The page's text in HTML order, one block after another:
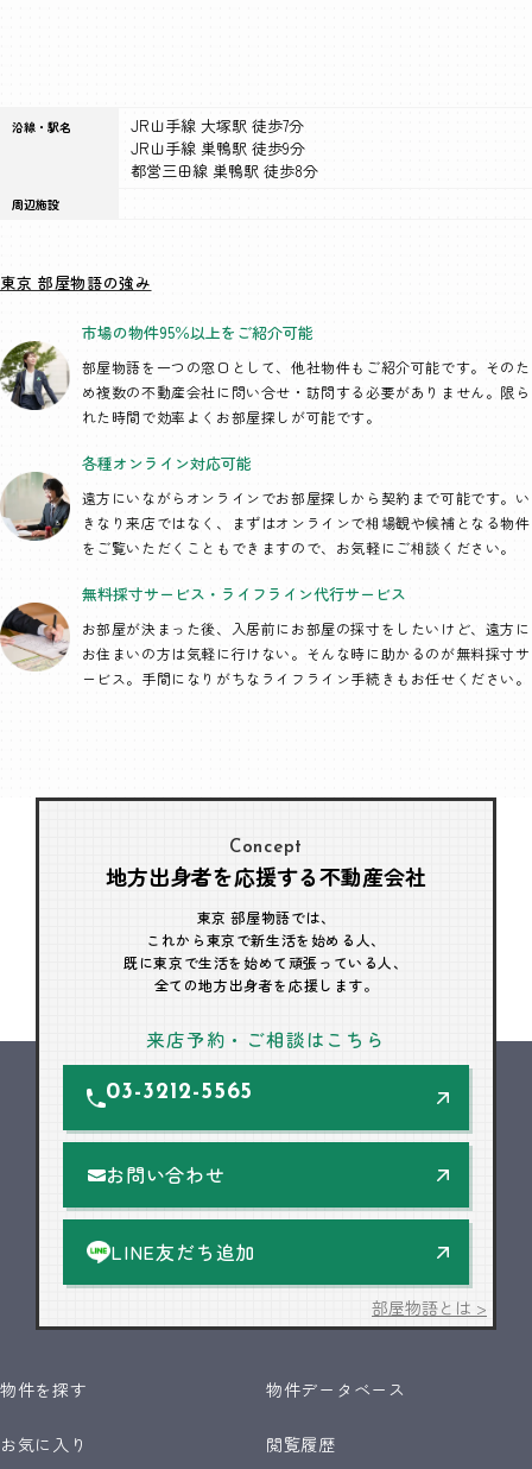
沿線・駅名
JR山手線 大塚駅 徒歩7分
JR山手線 巣鴨駅 徒歩9分
都営三田線 巣鴨駅 徒歩8分
周辺施設
東京 部屋物語の強み
市場の物件95％以上を ご紹介可能
部屋物語を一つの窓口として、他社物件もご紹介可能です。そのた
め複数の不動産会社に問い合せ・訪問する必要がありません。限ら
れた時間で効率よくお部屋探しが可能です。
各種オンライン対応可能
遠方にいながらオンラインでお部屋探しから契約まで可能です。い
きなり来店ではなく、まずはオンラインで相場観や候補となる物件
をご覧いただくこともできますので、お気軽にご相談ください。
無料採寸サービス・ ライフライン代行サービス
お部屋が決まった後、入居前にお部屋の採寸をしたいけど、遠方に
お住まいの方は気軽に行けない。そんな時に助かるのが無料採寸サ
ービス。手間になりがちなライフライン手続きもお任せください。
Concept
地方出身者を応援する不動産会社
東京 部屋物語では、
これから東京で新生活を始める人、
既に東京で生活を始めて頑張っている人、
全ての地方出身者を応援します。
来店予約・ご相談はこちら
03-3212-5565
お問い合わせ
LINE友だち追加
部屋物語とは >
物件を探す 物件データベース
お気に入り 閲覧履歴